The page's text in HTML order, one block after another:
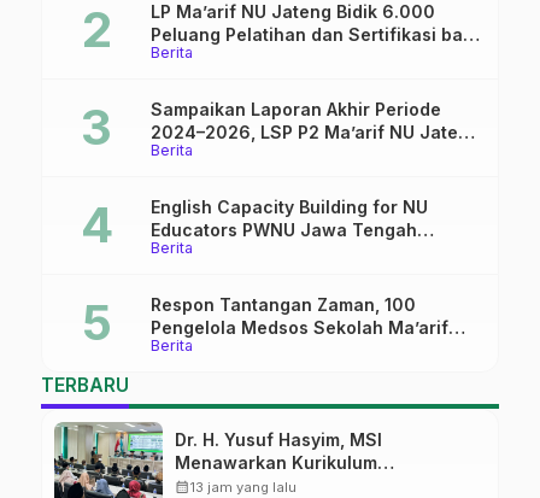
Berita
LP Ma’arif NU Jateng Bidik 6.000
Peluang Pelatihan dan Sertifikasi bagi
Lulusan SMK
Berita
Sampaikan Laporan Akhir Periode
2024–2026, LSP P2 Ma’arif NU Jateng
Mantapkan Sinergi Link and Match
Berita
English Capacity Building for NU
Educators PWNU Jawa Tengah
Batch#4; Membuka Jalan Menuju
Berita
Respon Tantangan Zaman, 100
Pengelola Medsos Sekolah Ma’arif
Pekalongan Ikuti Pelatihan Literasi
TERBARU
Dr. H. Yusuf Hasyim, MSI
Menawarkan Kurikulum
Diversifikasi, Harapan Baru dalam
calendar_month13 jam yang lalu